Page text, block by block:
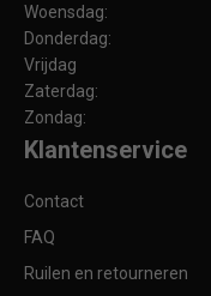
Woensdag:
Donderdag:
Vrijdag
Zaterdag:
Zondag:
Klantenservice
Contact
FAQ
Ruilen en retourneren